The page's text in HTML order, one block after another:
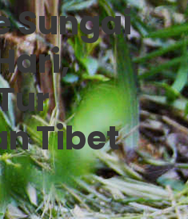
Sungai
Tibet